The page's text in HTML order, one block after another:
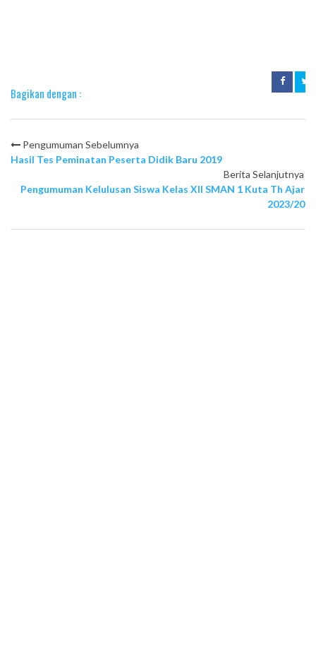
Bagikan dengan :
Pengumuman Sebelumnya
Hasil Tes Peminatan Peserta Didik Baru 2019
Berita Selanjutnya
Pengumuman Kelulusan Siswa Kelas XII SMAN 1 Kuta Th Ajaran
2023/2024